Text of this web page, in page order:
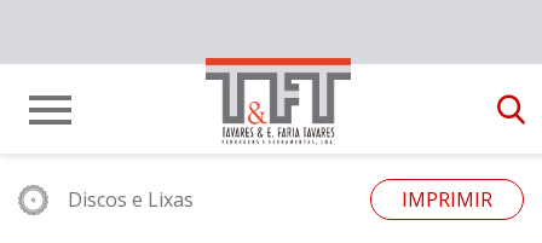
Discos e Lixas IMPRIMIR